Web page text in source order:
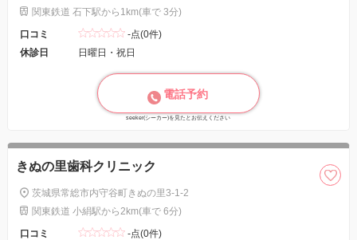
関東鉄道 石下駅から1km(車で 3分)
口コミ
-点(0件)
休診日
日曜日・祝日
電話予約
seeker(シーカー)を見たとお伝えください
きぬの里歯科クリニック
茨城県常総市内守谷町きぬの里3-1-2
関東鉄道 小絹駅から2km(車で 6分)
口コミ
-点(0件)